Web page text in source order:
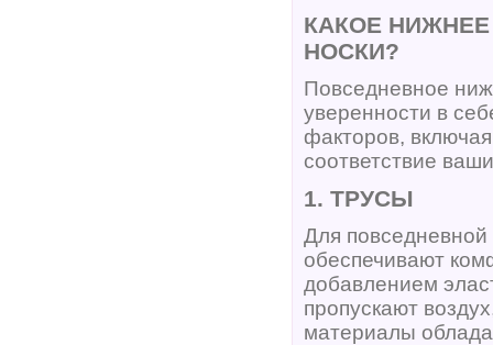
КАКОЕ
НОСКИ?
Повседневное
уверенности в
факторов,
соответствие
1. ТРУСЫ
Для повседневной
обеспечивают
добавлением
пропускают
материалы